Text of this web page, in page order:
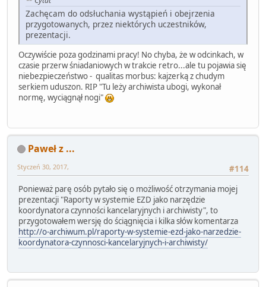
Zachęcam do odsłuchania wystąpień i obejrzenia
przygotowanych, przez niektórych uczestników,
prezentacji.
Oczywiście poza godzinami pracy! No chyba, że w odcinkach, w
czasie przerw śniadaniowych w trakcie retro...ale tu pojawia się
niebezpieczeństwo - qualitas morbus: kajzerką z chudym
serkiem uduszon. RIP "Tu leży archiwista ubogi, wykonał
normę, wyciągnął nogi"
Paweł z ...
#114
Styczeń 30, 2017,
Ponieważ parę osób pytało się o możliwość otrzymania mojej
prezentacji "Raporty w systemie EZD jako narzędzie
koordynatora czynności kancelaryjnych i archiwisty", to
przygotowałem wersję do ściągnięcia i kilka słów komentarza
http://o-archiwum.pl/raporty-w-systemie-ezd-jako-narzedzie-
koordynatora-czynnosci-kancelaryjnych-i-archiwisty/